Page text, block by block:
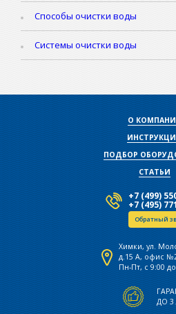
Способы очистки воды
Системы очистки воды
О
ПОДБОР
СТАТЬИ
+7 (499)
+7 (495)
Обратный
Химки, ул.
д.15 А, офис
Пн-Пт, с 9:00
ДО 3